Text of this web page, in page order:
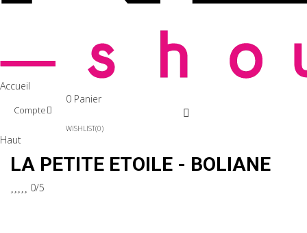
Accueil
Compte
0 Panier
WISHLIST 0
Haut
LA PETITE ETOILE - BOLIANE
0/5